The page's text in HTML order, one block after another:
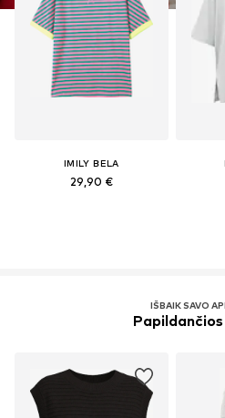
IMILY BELA
29,90 €
IŠBAIK SAVO